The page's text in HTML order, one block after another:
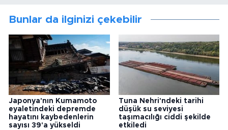
Bunlar da ilginizi çekebilir
Japonya'nın Kumamoto
eyaletindeki depremde
hayatını kaybedenlerin
sayısı 39'a yükseldi
Tuna Nehri'ndeki tarihi
düşük su seviyesi
taşımacılığı ciddi şekilde
etkiledi